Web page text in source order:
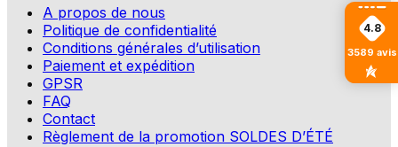
A propos de nous
Politique de confidentialité
Conditions générales d’utilisation
Paiement et expédition
GPSR
FAQ
Contact
Règlement de la promotion SOLDES D’ÉTÉ
4.8
3589 avis